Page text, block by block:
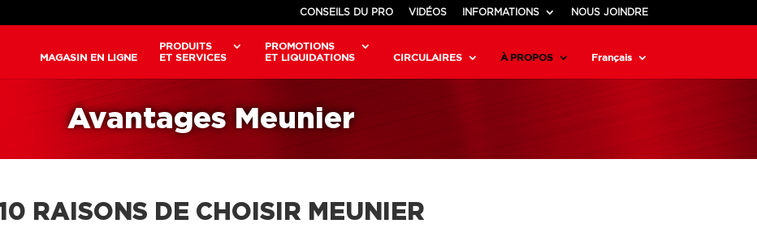
CONSEILS DU PRO VIDÉOS INFORMATIONS NOUS JOINDRE
MAGASIN EN LIGNE
PRODUITS
ET SERVICES
PROMOTIONS
ET LIQUIDATIONS
CIRCULAIRES À PROPOS Français
Avantages Meunier
RAISONS DE CHOISIR MEUNIER